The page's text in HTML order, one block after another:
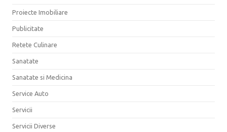
Proiecte Imobiliare
Publicitate
Retete Culinare
Sanatate
Sanatate si Medicina
Service Auto
Servicii
Servicii Diverse